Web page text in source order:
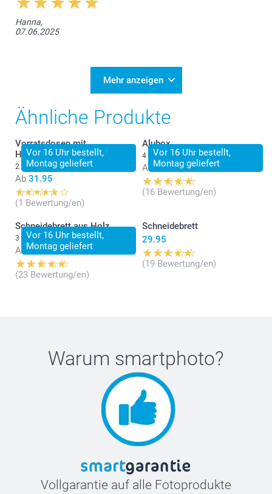
Hanna,
07.06.2025
Mehr anzeigen
Ähnliche Produkte
Vor 16 Uhr bestellt,
Montag geliefert
Vorratsdosen mit
Holzdeckel
2 Varianten
Ab 31.95
(1 Bewertung/en)
Vor 16 Uhr bestellt,
Montag geliefert
Alubox
4 Varianten
Ab 18.95
(16 Bewertung/en)
Vor 16 Uhr bestellt,
Montag geliefert
Schneidebrett aus Holz
3 Varianten
Ab 34.95
(23 Bewertung/en)
Schneidebrett
29.95
(19 Bewertung/en)
Warum smartphoto?
Vollgarantie auf alle Fotoprodukte